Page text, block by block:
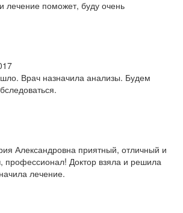
лечение поможет, буду очень
Врач назначила анализы. Будем
Александровна приятный, отличный и
профессионал! Доктор взяла и решила
лечение.